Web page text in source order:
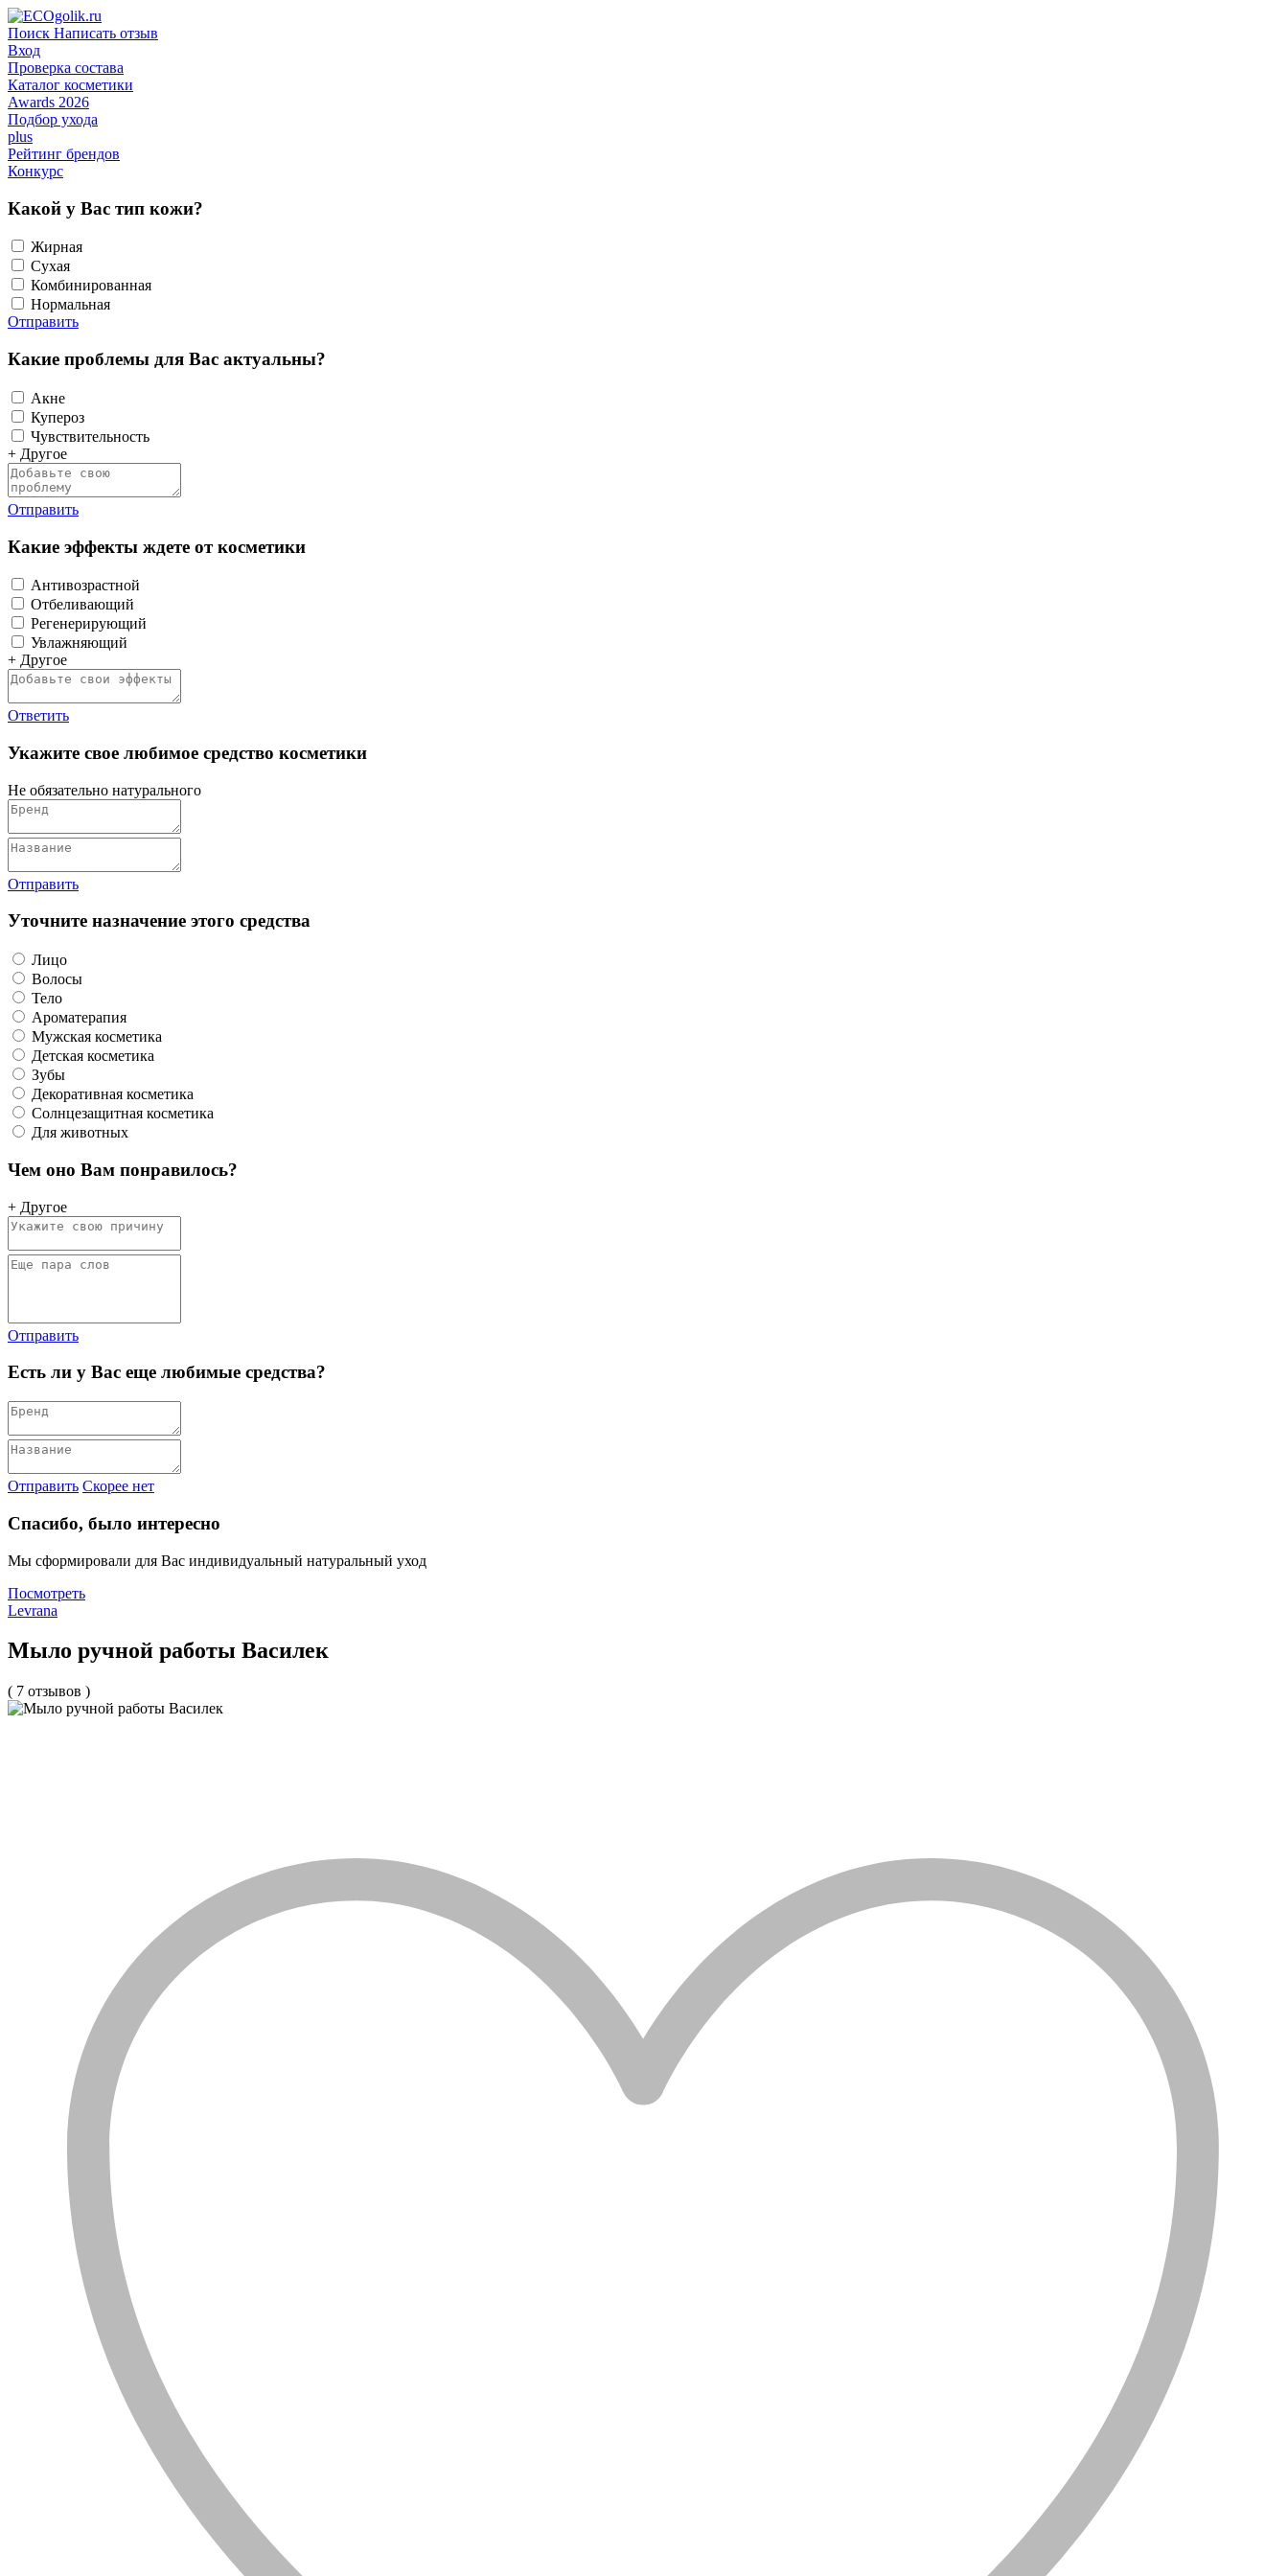
Поиск Написать отзыв
Вход
Проверка состава
Каталог косметики
Awards 2026
Подбор ухода
plus
Рейтинг брендов
Конкурс
Какой у Вас тип кожи?
Жирная
Сухая
Комбинированная
Нормальная
Отправить
Какие проблемы для Вас актуальны?
Акне
Купероз
Чувствительность
+ Другое
Отправить
Какие эффекты ждете от косметики
Антивозрастной
Отбеливающий
Регенерирующий
Увлажняющий
+ Другое
Ответить
Укажите свое любимое средство косметики
Не обязательно натурального
Отправить
Уточните назначение этого средства
Лицо
Волосы
Тело
Ароматерапия
Мужская косметика
Детская косметика
Зубы
Декоративная косметика
Солнцезащитная косметика
Для животных
Чем оно Вам понравилось?
+ Другое
Отправить
Есть ли у Вас еще любимые средства?
Отправить Скорее нет
Спасибо, было интересно
Мы сформировали для Вас индивидуальный натуральный уход
Посмотреть
Levrana
Мыло ручной работы Василек
( 7 отзывов )